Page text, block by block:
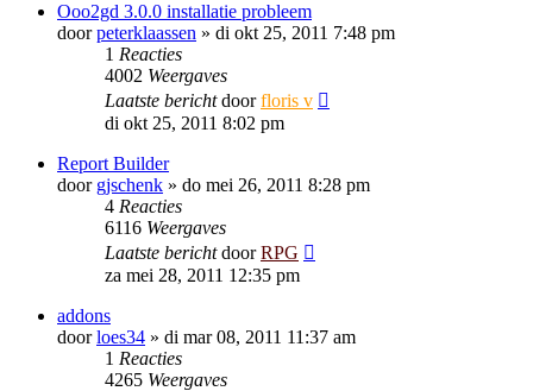
Ooo2gd 3.0.0 installatie probleem
doorpeterklaassen » di okt 25, 2011 7:48 pm
1 Reacties
4002 Weergaves
Laatste berichtdoorfloris v
di okt 25, 2011 8:02 pm
Report Builder
door gjschenk » do mei 26, 2011 8:28 pm
4 Reacties
6116 Weergaves
Laatste berichtdoorRPG
za mei 28, 2011 12:35 pm
addons
doorloes34 » di mar 08, 2011 11:37 am
1 Reacties
4265 Weergaves